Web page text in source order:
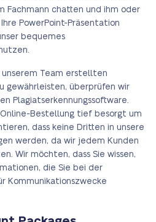
Fachmann chatten und ihm oder
PowerPoint-Präsentation
bequemes
Team erstellten
gewährleisten, überprüfen wir
Plagiatserkennungssoftware.
Bestellung tief besorgt um
dass keine Dritten in unsere
werden, da wir jedem Kunden
Wir möchten, dass Sie wissen,
die Sie bei der
Kommunikationszwecke